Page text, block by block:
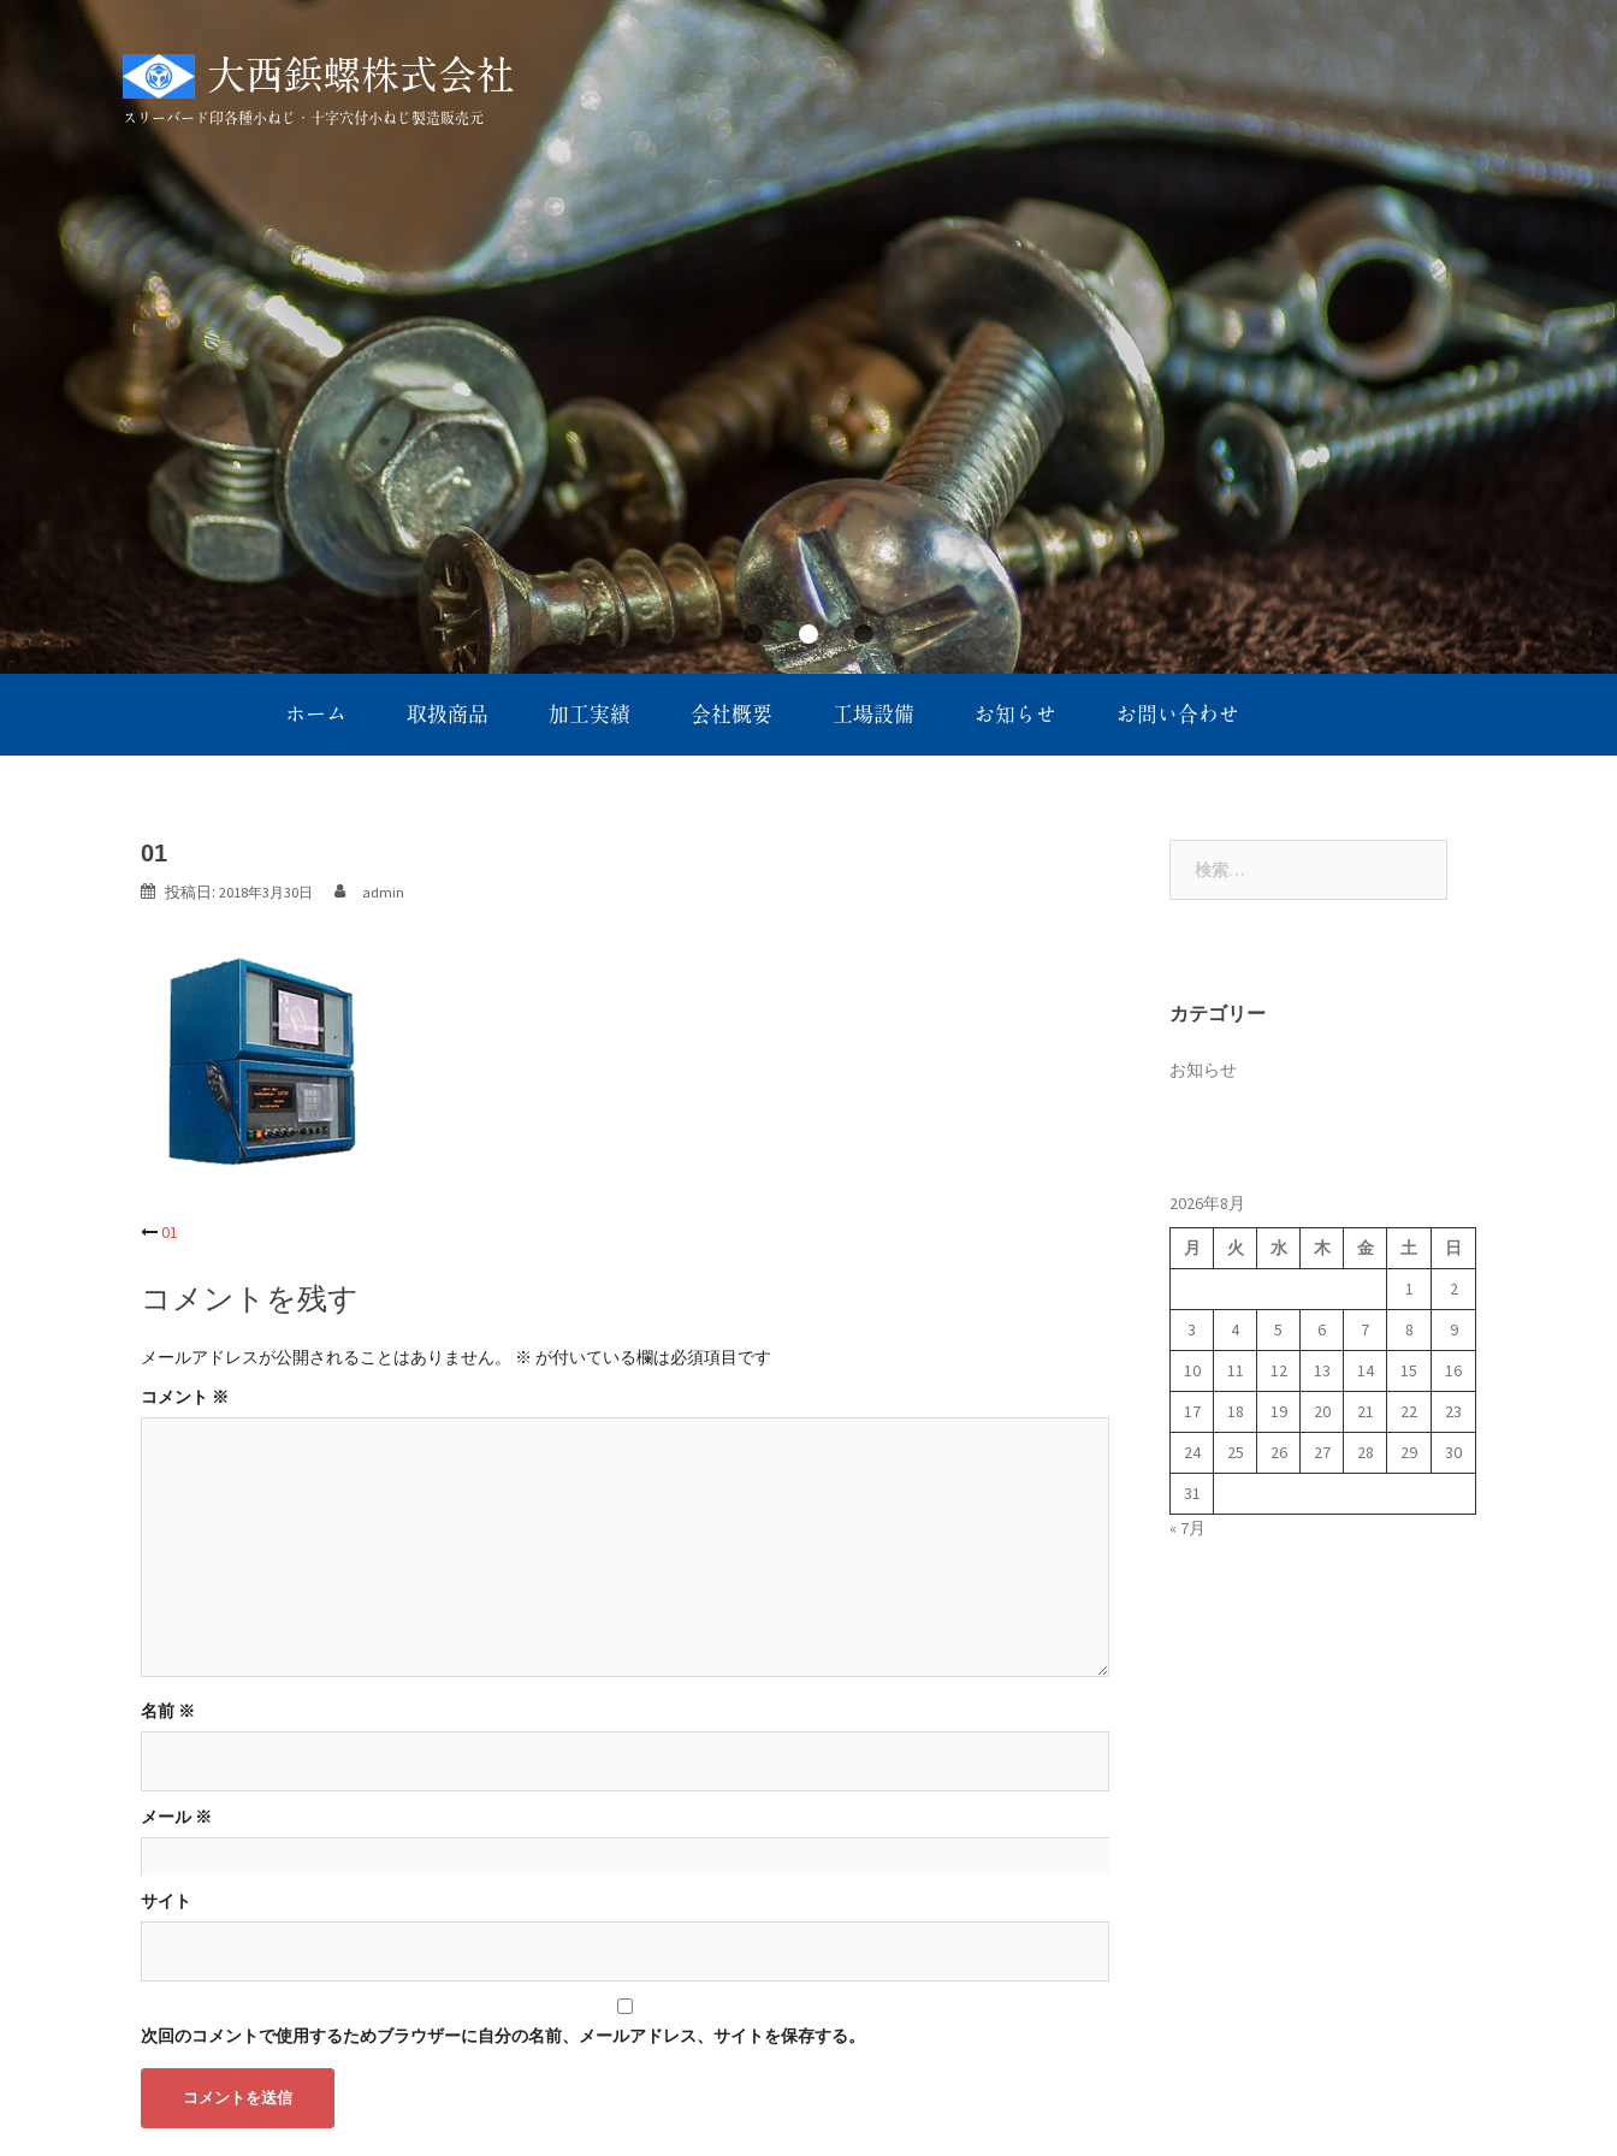
大西鋲螺株式会社
スリーバード印各種小ねじ・十字穴付小ねじ製造販売元
ホーム 取扱商品 加工実績 会社概要 工場設備 お知らせ お問い合わせ
01
投稿日: 2018年3月30日 admin
投
稿
ナ
ビ
ン
01
コメントを残す
メールアドレスが公開されることはありません。 ※ が付いている欄は必須項目です
コメント ※
名前 ※
メール ※
サイト
次回のコメントで使用するためブラウザーに自分の名前、メールアドレス、サイトを保存する。
カテゴリー
お知らせ
2026年8月
月 火 水 木 金 土
日
1
2
3
4 5 6 7 8
9
10
11 12 13 14 15
16
17
18 19 20 21 22
23
24
25 26 27 28 29
30
31
« 7月